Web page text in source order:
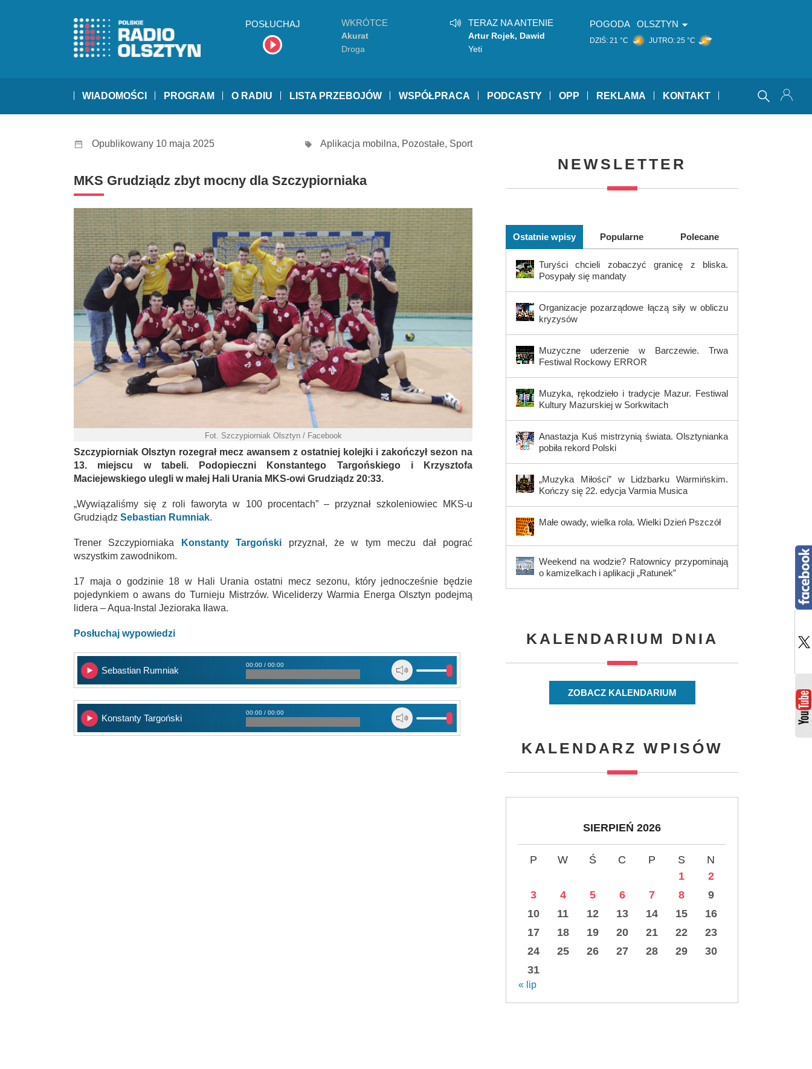
POSŁUCHAJ WKRÓTCE
Akurat
Droga
TERAZ NA ANTENIE
Artur Rojek, Dawid
Podsiadło
Yeti
POGODA OLSZTYN
DZIŚ: 21 °C JUTRO: 25 °C
WIADOMOŚCI PROGRAM O RADIU LISTA PRZEBOJÓW WSPÓŁPRACA PODCASTY OPP REKLAMA KONTAKT
Opublikowany 10 maja 2025 Aplikacja mobilna, Pozostałe, Sport
MKS Grudziądz zbyt mocny dla Szczypiorniaka
Fot. Szczypiorniak Olsztyn / Facebook
Szczypiorniak Olsztyn rozegrał mecz awansem z ostatniej kolejki i zakończył sezon na
13. miejscu w tabeli. Podopieczni Konstantego Targońskiego i Krzysztofa
Maciejewskiego ulegli w małej Hali Urania MKS-owi Grudziądz 20:33.
„Wywiązaliśmy się z roli faworyta w 100 procentach” – przyznał szkoleniowiec MKS-u
Grudziądz Sebastian Rumniak.
Trener Szczypiorniaka Konstanty Targoński przyznał, że w tym meczu dał pograć
wszystkim zawodnikom.
17 maja o godzinie 18 w Hali Urania ostatni mecz sezonu, który jednocześnie będzie
pojedynkiem o awans do Turnieju Mistrzów. Wiceliderzy Warmia Energa Olsztyn podejmą
lidera – Aqua-Instal Jezioraka Iława.
Posłuchaj wypowiedzi
Sebastian Rumniak
00:00 / 00:00
Konstanty Targoński
00:00 / 00:00
NEWSLETTER
Ostatnie wpisy Popularne Polecane
Turyści chcieli zobaczyć granicę z bliska.
Posypały się mandaty
Organizacje pozarządowe łączą siły w obliczu
kryzysów
Muzyczne uderzenie w Barczewie. Trwa
Festiwal Rockowy ERROR
Muzyka, rękodzieło i tradycje Mazur. Festiwal
Kultury Mazurskiej w Sorkwitach
Anastazja Kuś mistrzynią świata. Olsztynianka
pobiła rekord Polski
„Muzyka Miłości” w Lidzbarku Warmińskim.
Kończy się 22. edycja Varmia Musica
Małe owady, wielka rola. Wielki Dzień Pszczół
Weekend na wodzie? Ratownicy przypominają
o kamizelkach i aplikacji „Ratunek”
KALENDARIUM DNIA
ZOBACZ KALENDARIUM
KALENDARZ WPISÓW
SIERPIEŃ 2026
P W Ś C P S
N
1
2
3
4 5 6 7 8
9
10
11 12 13 14 15
16
17
18 19 20 21 22
23
24
25 26 27 28 29
30
31
« lip